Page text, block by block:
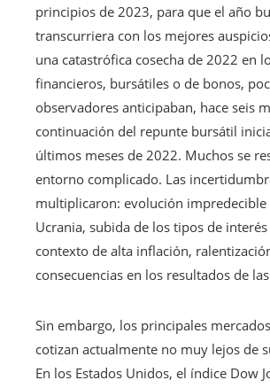
principios de 2023, para que el año
transcurriera con los mejores
una catastrófica cosecha de 2022 en
financieros, bursátiles o de bonos,
observadores anticipaban, hace seis
continuación del repunte bursátil
últimos meses de 2022. Muchos se
entorno complicado. Las
multiplicaron: evolución impredecible
Ucrania, subida de los tipos de
contexto de alta inflación,
consecuencias en los resultados de
Sin embargo, los principales
cotizan actualmente no muy lejos de
En los Estados Unidos, el índice Dow